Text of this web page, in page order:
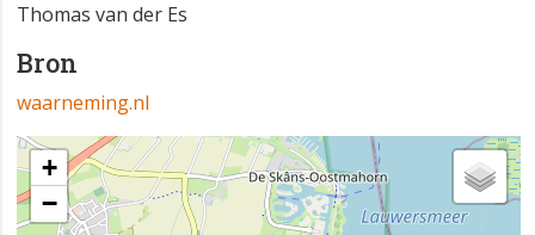
Thomas van der Es
Bron
waarneming.nl
+
−